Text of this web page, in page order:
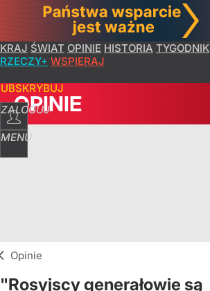
KRAJ ŚWIAT OPINIE HISTORIA TYGODNIK
RZECZY+ WSPIERAJ
ZALOGUJ
MENU
OPINIE
Opinie
"Rosyjscy generałowie są